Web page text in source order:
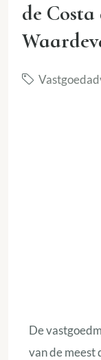
de
De
van de meest